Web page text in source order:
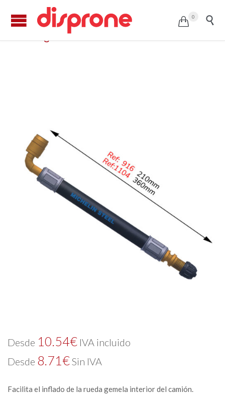
 0 
Alargadera flexible MICHELIN acodada
Desde 10.54€ IVA incluido
Desde 8.71 €Sin IVA
Facilita el inflado de la rueda gemela interior del camión.